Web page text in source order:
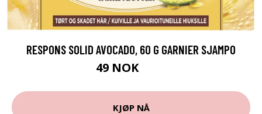
RESPONS SOLID AVOCADO, 60 G GARNIER SJAMPO
49 NOK
KJØP NÅ